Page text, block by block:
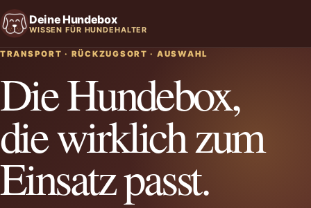
Deine Hundebox
WISSEN FÜR HUNDEHALTER
TRANSPORT · RÜCKZUGSORT · AUSWAHL
Die Hundebox,
die wirklich zum
Einsatz passt.